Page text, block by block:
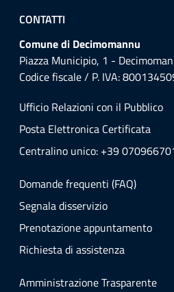
CONTATTI
Comune di Decimomannu
Piazza Municipio, 1 -
Codice fiscale / P. IVA:
Ufficio Relazioni con il Pubblico
Posta Elettronica Certificata
Centralino unico: +39
Domande frequenti (FAQ)
Segnala disservizio
Prenotazione appuntamento
Richiesta di assistenza
Amministrazione Trasparente